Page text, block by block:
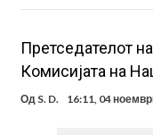
Претседателот
Комисијата на
Од S. D. 16:11, 04